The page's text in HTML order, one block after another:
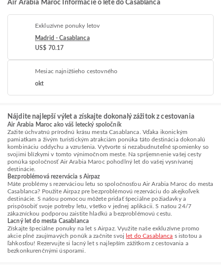
Air Arabia Maroc Informácie o lete do Casablanca
Exkluzívne ponuky letov
Madrid - Casablanca
US$ 70.17
Mesiac najnižšieho cestovného
okt
Nájdite najlepší výlet a získajte dokonalý zážitok z cestovania
Air Arabia Maroc ako váš letecký spoločník
Zažite úchvatnú prírodnú krásu mesta Casablanca. Vďaka ikonickým
pamiatkam a živým turistickým atrakciám ponúka táto destinácia dokonalú
kombináciu oddychu a vzrušenia. Vytvorte si nezabudnuteľné spomienky so
svojimi blízkymi v tomto výnimočnom meste. Na spríjemnenie vašej cesty
ponúka spoločnosť Air Arabia Maroc pohodlný let do vašej vysnívanej
destinácie.
Bezproblémová rezervácia s Airpaz
Máte problémy s rezerváciou letu so spoločnosťou Air Arabia Maroc do mesta
Casablanca? Použite Airpaz pre bezproblémovú rezerváciu do akejkoľvek
destinácie. S našou pomocou môžete pridať špeciálne požiadavky a
prispôsobiť svoje potreby letu, všetko v jednej aplikácii. S našou 24/7
zákazníckou podporou zaistite hladkú a bezproblémovú cestu.
Lacný let do mesta Casablanca
Získajte špeciálne ponuky na let s Airpaz. Využite naše exkluzívne promo
akcie plné zaujímavých ponúk a začnite svoj let do Casablanca s istotou a
ľahkosťou! Rezervujte si lacný let s najlepším zážitkom z cestovania a
bezkonkurenčnými úsporami.